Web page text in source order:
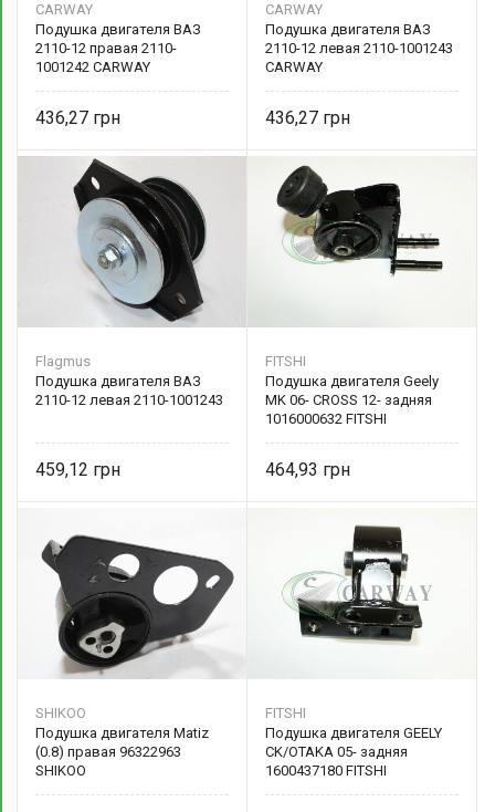
CARWAY
Подушка двигателя ВАЗ
2110-12 правая 2110-
1001242 CARWAY
436,27
CARWAY
Подушка двигателя ВАЗ
2110-12 левая 2110-1001243
CARWAY
436,27
Flagmus
Подушка двигателя ВАЗ
2110-12 левая 2110-1001243
459,12
FITSHI
Подушка двигателя Geely
MK 06- CROSS 12- задняя
1016000632 FITSHI
464,93
SHIKOO
Подушка двигателя Matiz
(0.8) правая 96322963
SHIKOO
FITSHI
Подушка двигателя GEELY
CK/OTAKA 05- задняя
1600437180 FITSHI